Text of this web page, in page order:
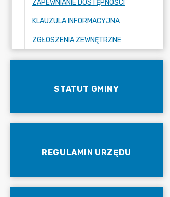
ZAPEWNIANIE DOSTĘPNOŚCI
KLAUZULA INFORMACYJNA
ZGŁOSZENIA ZEWNĘTRZNE
STATUT GMINY
REGULAMIN URZĘDU